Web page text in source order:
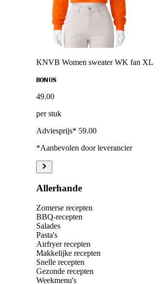
KNVB Women sweater WK fan XL
BONUS
49.00
per stuk
Adviesprijs* 59.00
*Aanbevolen door leverancier
Allerhande
Zomerse recepten
BBQ-recepten
Salades
Pasta's
Airfryer recepten
Makkelijke recepten
Snelle recepten
Gezonde recepten
Weekmenu's